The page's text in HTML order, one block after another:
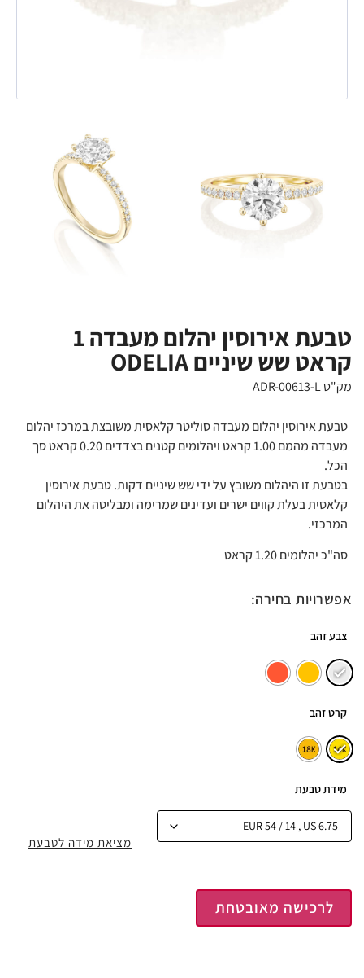
טבעת אירוסין יהלום מעבדה 1
קראט שש שיניים ODELIA
מק"ט ADR-00613-L
טבעת אירוסין יהלום מעבדה סוליטר קלאסית משובצת במרכז יהלום
מעבדה מהמם 1.00 קראט ויהלומים קטנים בצדדים 0.20 קראט סך
הכל.
בטבעת זו היהלום משובץ על ידי שש שיניים דקות. טבעת אירוסין
קלאסית בעלת קווים ישרים ועדינים שמרימה ומבליטה את היהלום
המרכזי.
סה"כ יהלומים 1.20 קראט
אפשרויות בחירה:
צבע זהב
קרט זהב
מידת טבעת
לרכישה מאובטחת
מציאת מידה לטבעת